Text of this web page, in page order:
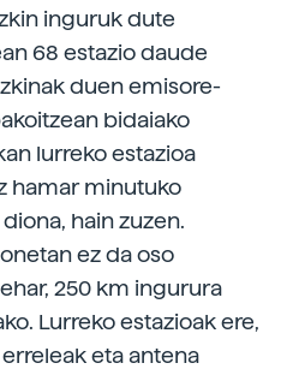
inguruk dute
68 estazio daude
duen emisore-
bidaiako
lurreko estazioa
hamar minutuko
hain zuzen.
ez da oso
250 km ingurura
Lurreko estazioak ere,
eta antena